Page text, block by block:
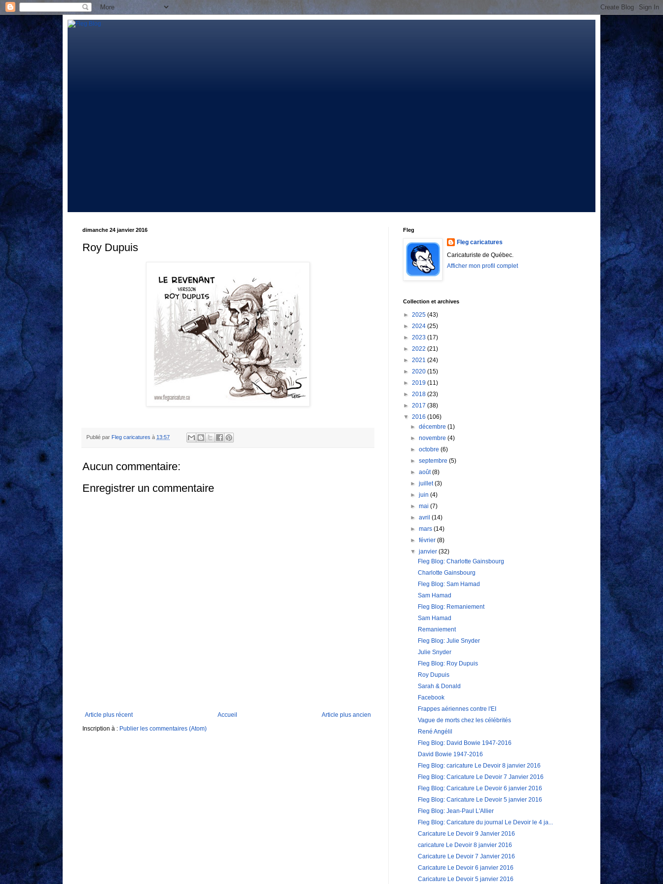
dimanche 24 janvier 2016
Roy Dupuis
Publié par Fleg caricatures à 13:57
Aucun commentaire:
Enregistrer un commentaire
Article plus récent Article plus ancien
Accueil
Inscription à : Publier les commentaires (Atom)
Fleg
Fleg caricatures
Caricaturiste de Québec.
Afficher mon profil complet
Collection et archives
► 2025 (43)
► 2024 (25)
► 2023 (17)
► 2022 (21)
► 2021 (24)
► 2020 (15)
► 2019 (11)
► 2018 (23)
► 2017 (38)
▼ 2016 (106)
►décembre(1)
►novembre(4)
►octobre(6)
►septembre(5)
►août(8)
►juillet(3)
►juin(4)
►mai(7)
►avril(14)
►mars(14)
►février(8)
▼janvier(32)
Fleg Blog: Charlotte Gainsbourg
Charlotte Gainsbourg
Fleg Blog: Sam Hamad
Sam Hamad
Fleg Blog: Remaniement
Sam Hamad
Remaniement
Fleg Blog: Julie Snyder
Julie Snyder
Fleg Blog: Roy Dupuis
Roy Dupuis
Sarah & Donald
Facebook
Frappes aériennes contre l'EI
Vague de morts chez les célébrités
René Angélil
Fleg Blog: David Bowie 1947-2016
David Bowie 1947-2016
Fleg Blog: caricature Le Devoir 8 janvier 2016
Fleg Blog: Caricature Le Devoir 7 Janvier 2016
Fleg Blog: Caricature Le Devoir 6 janvier 2016
Fleg Blog: Caricature Le Devoir 5 janvier 2016
Fleg Blog: Jean-Paul L'Allier
Fleg Blog: Caricature du journal Le Devoir le 4 ja...
Caricature Le Devoir 9 Janvier 2016
caricature Le Devoir 8 janvier 2016
Caricature Le Devoir 7 Janvier 2016
Caricature Le Devoir 6 janvier 2016
Caricature Le Devoir 5 janvier 2016